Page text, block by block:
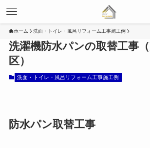
ホーム 洗面・トイレ・風呂リフォーム工事施工例
洗濯機防水パンの取替工事
区）
洗面・トイレ・風呂リフォーム工事施工例
防水パン取替工事